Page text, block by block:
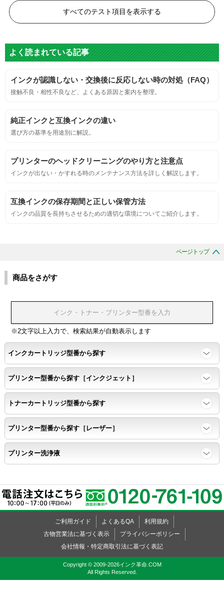
黒度の技術基準に適合する。
標準カラーサンプルを印刷する。
鮮やか、リアル、彩度、シャープなど、
におい
互換性
色同士のにじみがないこと。
浸透性
浸透性テスト用のサンプルを印刷する。
任意の色を背景として使用し、
背景と違う色で8号サイズのArialフォントで
鮮明に印刷できること。
速乾性
互換性テストサンプルを5ページ連続印刷する。
飛び散り
標準カラーサンプル /
互換性テストサンプルを印刷する。
印刷の仕上がりが精細で均一であり、
インクの飛び散りもない。
すべてのテスト項目を表示する
よく読まれている記事
インクが認識しない・交換後に反応しない時の対処（FAQ）
接触不良・相性不良など、よくある原因と案内を整理。
純正インクと互換インクの違い
選び方の基準を用途別に解説。
プリンターのヘッドクリーニングのやり方と注意点
インクが出ない・かすれる時のメンテナンス方法を詳しく解説します。
互換インクの保存期間と正しい保管方法
インクの品質を長持ちさせるための適切な環境についてご紹介します。
ページトップ
商品をさがす
※2文字以上入力で、検索結果が自動表示します
インクカートリッジ型番から探す
プリンター型番から探す［インクジェット］
トナーカートリッジ型番から探す
プリンター型番から探す［レーザー］
プリンター洗浄液
ご利用ガイド よくあるQA
利用規約
古物営業法に基づく表示
プライバシーポリシー
会社情報・特定商取引法に基づく表記
Copyright © 2009-2026インク革命.COM
All Rights Reserved.